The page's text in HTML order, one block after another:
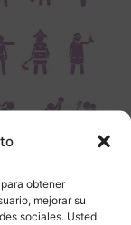
obtener
mejorar su
sociales. Usted